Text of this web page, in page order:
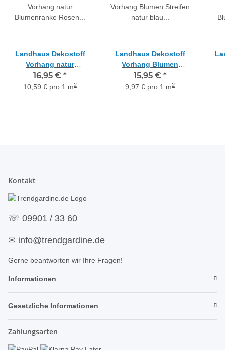
Landhaus Dekostoff
Vorhang natur
Blumenranke Rosen
grün rot blickdicht,
16,95 € *
10,59 € pro 1 m2
Landhaus Dekostoff
Vorhang Blumen
Streifen natur blau grün
blickdicht, Meterware
15,95 € *
9,97 € pro 1 m2
Kontakt
☏ 09901 / 33 60
✉ info@trendgardine.de
Gerne beantworten wir Ihre Fragen!
Informationen
Gesetzliche Informationen
Zahlungsarten